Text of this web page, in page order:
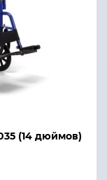
(14 дюймов)